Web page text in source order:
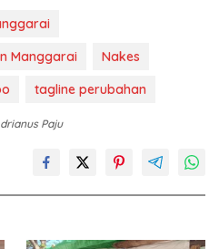
Manggarai
Nakes
tagline perubahan
Paju